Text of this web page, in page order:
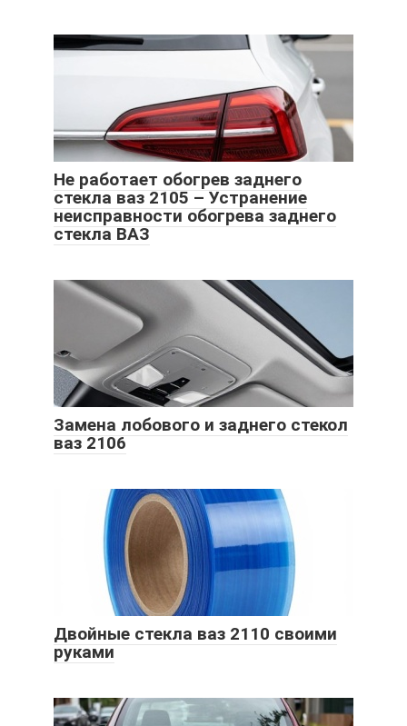
Не работает обогрев заднего
стекла ваз 2105 – Устранение
неисправности обогрева заднего
стекла ВАЗ
Замена лобового и заднего стекол
ваз 2106
Двойные стекла ваз 2110 своими
руками